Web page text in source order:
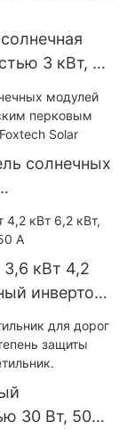
3 кВт, 5
солнечных
креплением
Solar
кВт 4,2
инвертор
30 Вт, 50